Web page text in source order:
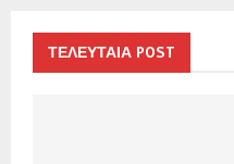
f
ΤΕΛΕΥΤΑΙΑ POST